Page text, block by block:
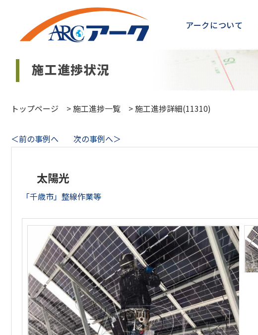
アークについて
トップページ >施工進捗一覧 >施工進捗詳細(11310)
＜前の事例へ
次の事例へ＞
太陽光
「千歳市」整線作業等